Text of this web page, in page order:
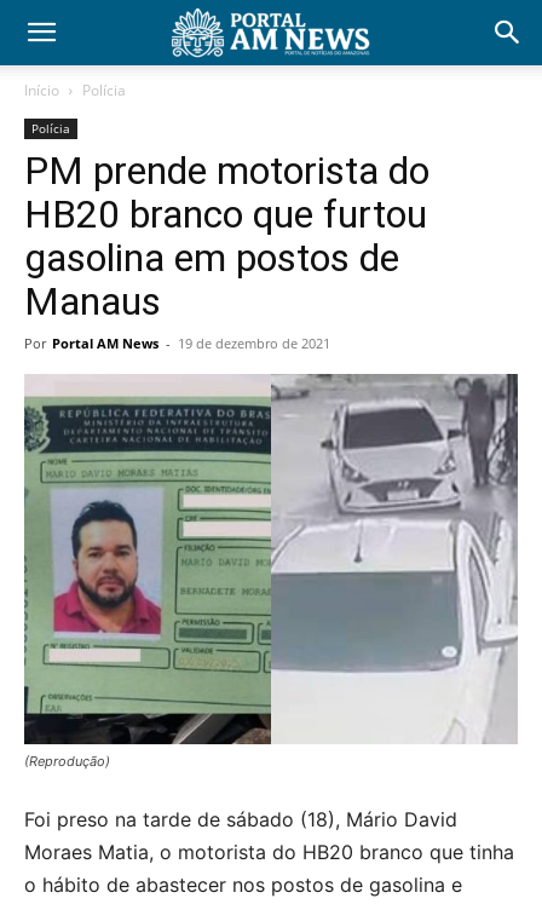
Início Polícia
Polícia
PM prende motorista do
HB20 branco que furtou
gasolina em postos de
Manaus
Por Portal AM News - 19 de dezembro de 2021
(Reprodução)
Foi preso na tarde de sábado (18), Mário David
Moraes Matia, o motorista do HB20 branco que tinha
o hábito de abastecer nos postos de gasolina e